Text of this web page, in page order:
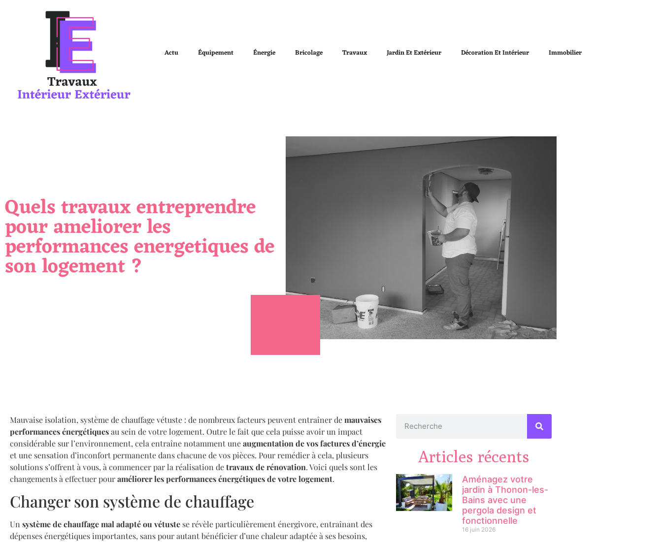
Actu Équipement Énergie Bricolage Travaux Jardin Et Extérieur Décoration Et Intérieur Immobilier
Quels travaux entreprendre
pour ameliorer les
performances energetiques de
son logement ?
Mauvaise isolation, système de chauffage vétuste : de nombreux facteurs peuvent entraîner demauvaises
performances énergétiquesau sein de votre logement. Outre le fait que cela puisse avoir un impact
considérable sur l’environnement, cela entraîne notamment uneaugmentation de vos factures d’énergie
et une sensation d’inconfort permanente dans chacune de vos pièces. Pour remédier à cela, plusieurs
solutions s’offrent à vous, à commencer par la réalisation detravaux de rénovation. Voici quels sont les
changements à effectuer pouraméliorer les performances énergétiques de votre logement.
Changer son système de chauffage
Un système de chauffage mal adapté ou vétuste se révèle particulièrement énergivore, entraînant des
dépenses énergétiques importantes, sans pour autant bénéficier d’une chaleur adaptée à ses besoins,
Articles récents
Aménagez votre
jardin à Thonon-les-
Bains avec une
pergola design et
fonctionnelle
16 juin 2026